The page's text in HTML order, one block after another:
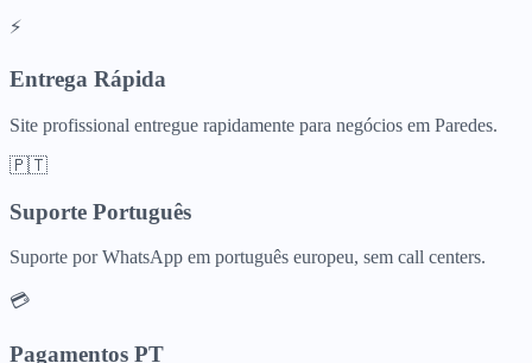
⚡
Entrega Rápida
Site profissional entregue rapidamente para negócios em Paredes.
🇵🇹
Suporte Português
Suporte por WhatsApp em português europeu, sem call centers.
💳
Pagamentos PT